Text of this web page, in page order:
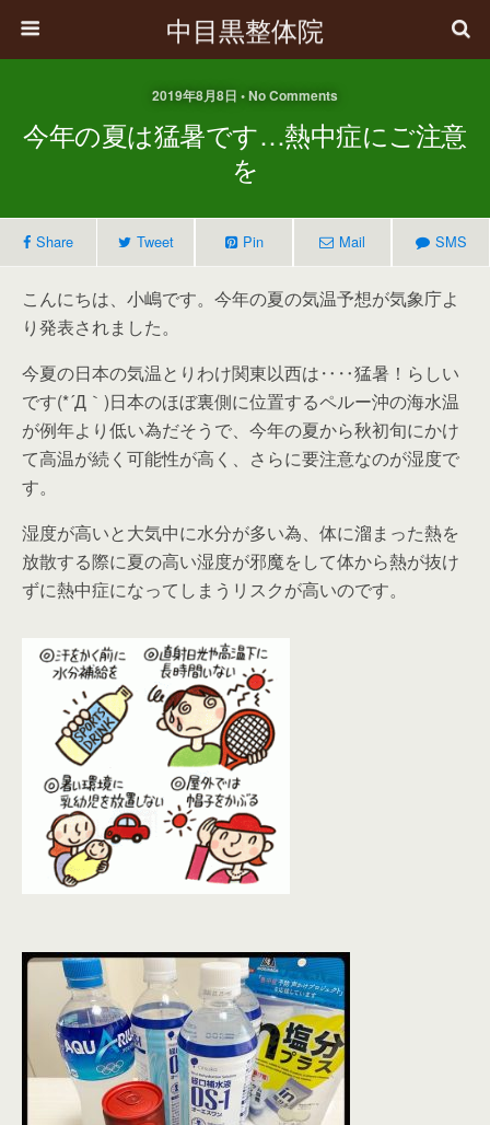
中目黒整体院
2019年8月8日 • No Comments
今年の夏は猛暑です…熱中症にご注意
を
Share Tweet Pin Mail SMS
こんにちは、小嶋です。今年の夏の気温予想が気象庁よ
り発表されました。
今夏の日本の気温とりわけ関東以西は‥‥猛暑！らしい
です(*´Д｀)日本のほぼ裏側に位置するペルー沖の海水温
が例年より低い為だそうで、今年の夏から秋初旬にかけ
て高温が続く可能性が高く、さらに要注意なのが湿度で
す。
湿度が高いと大気中に水分が多い為、体に溜まった熱を
放散する際に夏の高い湿度が邪魔をして体から熱が抜け
ずに熱中症になってしまうリスクが高いのです。